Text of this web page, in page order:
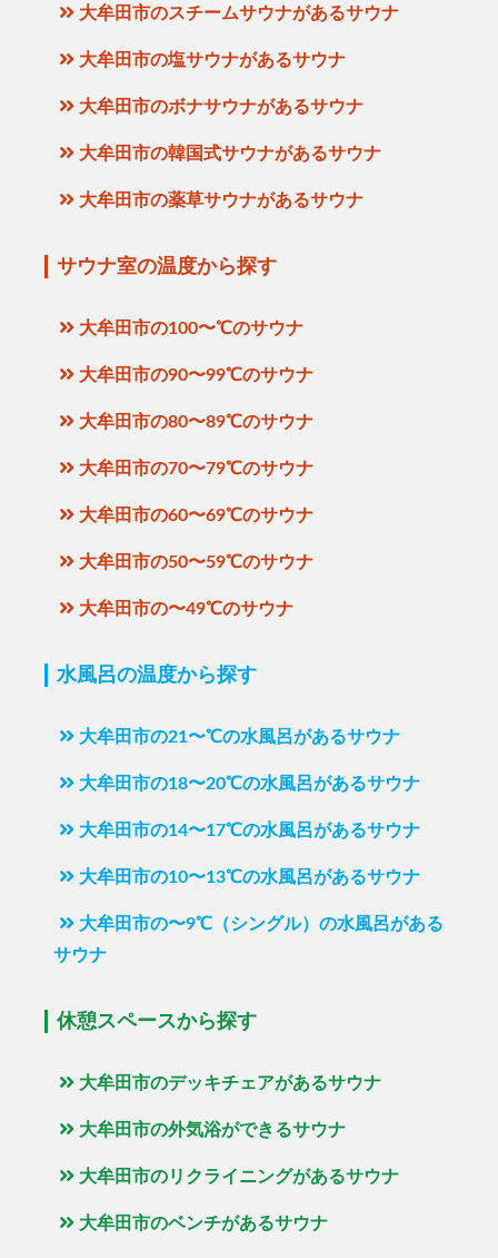
大牟田市のスチームサウナがあるサウナ
大牟田市の塩サウナがあるサウナ
大牟田市のボナサウナがあるサウナ
大牟田市の韓国式サウナがあるサウナ
大牟田市の薬草サウナがあるサウナ
サウナ室の温度から探す
大牟田市の100〜℃のサウナ
大牟田市の90〜99℃のサウナ
大牟田市の80〜89℃のサウナ
大牟田市の70〜79℃のサウナ
大牟田市の60〜69℃のサウナ
大牟田市の50〜59℃のサウナ
大牟田市の〜49℃のサウナ
水風呂の温度から探す
大牟田市の21〜℃の水風呂があるサウナ
大牟田市の18〜20℃の水風呂があるサウナ
大牟田市の14〜17℃の水風呂があるサウナ
大牟田市の10〜13℃の水風呂があるサウナ
大牟田市の〜9℃（シングル）の水風呂がある
サウナ
休憩スペースから探す
大牟田市のデッキチェアがあるサウナ
大牟田市の外気浴ができるサウナ
大牟田市のリクライニングがあるサウナ
大牟田市のベンチがあるサウナ